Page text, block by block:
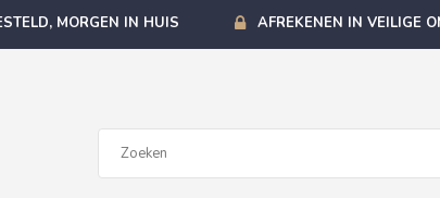
MORGEN IN HUIS AFREKENEN IN VEILIGE